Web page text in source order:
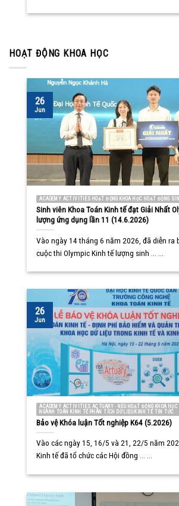
HOẠT ĐỘNG KHOA HỌC
ACADEMY ACTIVITIES HOẠT ĐỘNG KHOA HỌC HOẠT ĐỘNG
Sinh viên Khoa Toán Kinh tế đạt Giải Nhất
lượng ứng dụng lần 11 (14.6.2026)
Vào ngày 14 tháng 6 năm 2026, đã diễn ra
cuộc thi Olympic Kinh tế lượng sinh ... ...
26
Jun
ACADEMY ACTIVITIES ACTUARY - NEU HOẠT ĐỘNG KHOA
NGÀNH TOÁN KINH TẾ PHÂN TÍCH DỮ LIỆU KINH TẾ TIN TỨC
Bảo vệ Khóa luận Tốt nghiệp K64 (5.2026)
Vào các ngày 15, 16/5 và 21, 22/5 năm
Kinh tế đã tổ chức các Hội đồng ... ...
26
Jun